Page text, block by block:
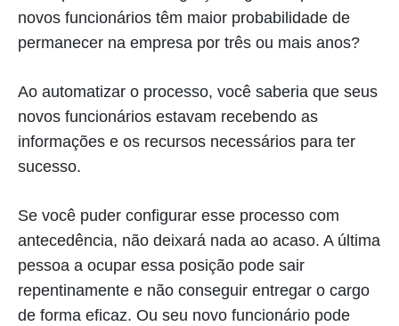
novos funcionários têm maior probabilidade de
permanecer na empresa por três ou mais anos?
Ao automatizar o processo, você saberia que seus
novos funcionários estavam recebendo as
informações e os recursos necessários para ter
sucesso.
Se você puder configurar esse processo com
antecedência, não deixará nada ao acaso. A última
pessoa a ocupar essa posição pode sair
repentinamente e não conseguir entregar o cargo
de forma eficaz. Ou seu novo funcionário pode